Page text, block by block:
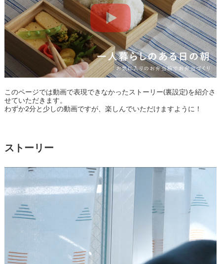
このページでは動画で表現できなかったストーリー(裏設定)を紹介さ
せていただきます。
わずか2分と少しの動画ですが、楽しんでいただけますように！
ストーリー